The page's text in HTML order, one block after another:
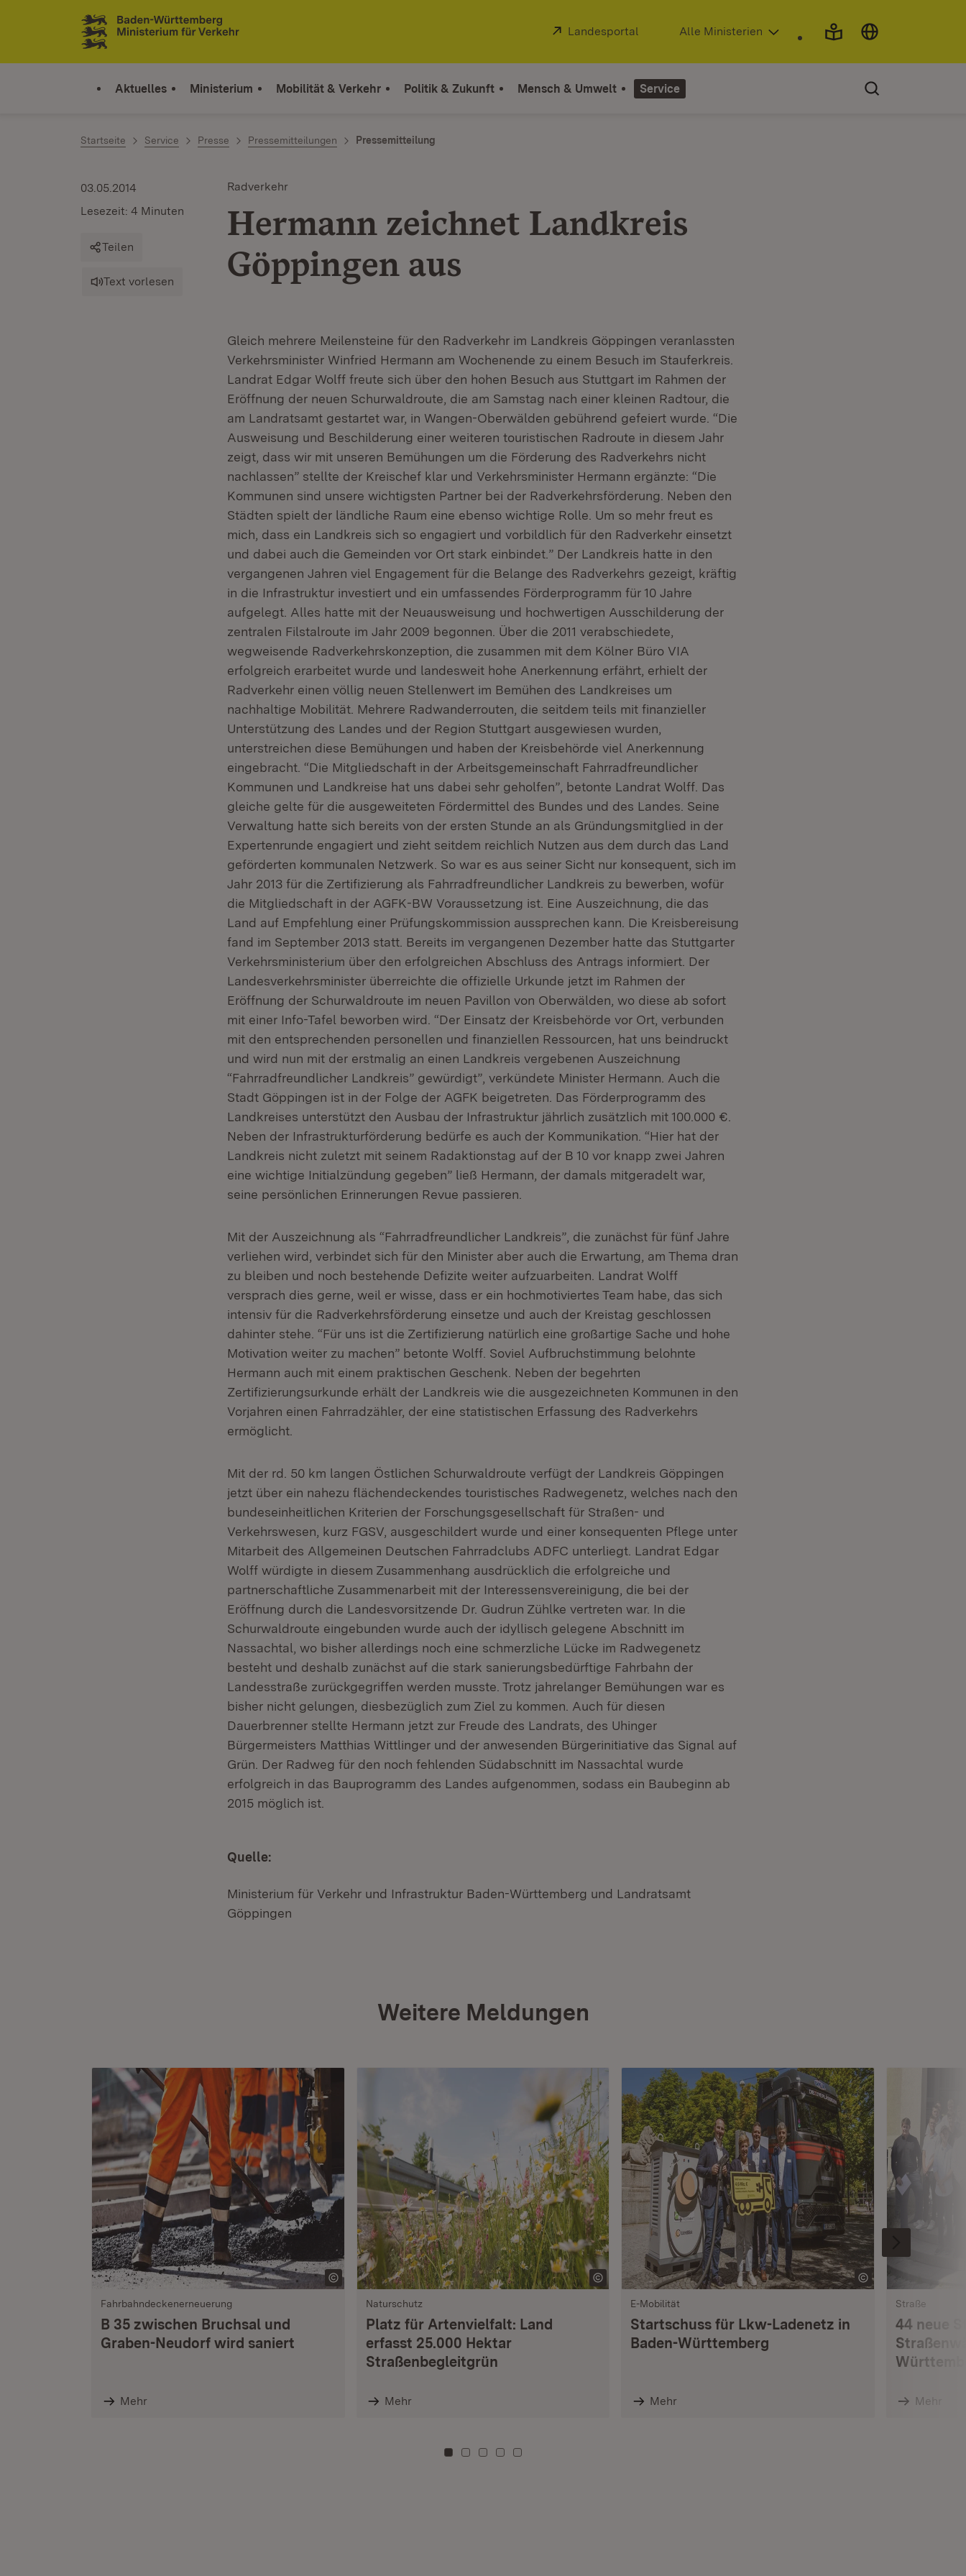
Zum Inhalt springen
Link zur Startseite
Extern:
Landesportal (Öffnet in neuem Fenster)
Alle Ministerien
Aktuelles Ministerium Mobilität & Verkehr Politik & Zukunft Mensch & Umwelt Service
Startseite Service Presse Pressemitteilungen Pressemitteilung
Radverkehr
Hermann zeichnet Landkreis
Göppingen aus
03.05.2014
Lesezeit: 4 Minuten
Teilen
Text vorlesen
Gleich mehrere Meilensteine für den Radverkehr im Landkreis Göppingen veranlassten
Verkehrsminister Winfried Hermann am Wochenende zu einem Besuch im Stauferkreis.
Landrat Edgar Wolff freute sich über den hohen Besuch aus Stuttgart im Rahmen der
Eröffnung der neuen Schurwaldroute, die am Samstag nach einer kleinen Radtour, die
am Landratsamt gestartet war, in Wangen-Oberwälden gebührend gefeiert wurde. “Die
Ausweisung und Beschilderung einer weiteren touristischen Radroute in diesem Jahr
zeigt, dass wir mit unseren Bemühungen um die Förderung des Radverkehrs nicht
nachlassen” stellte der Kreischef klar und Verkehrsminister Hermann ergänzte: “Die
Kommunen sind unsere wichtigsten Partner bei der Radverkehrsförderung. Neben den
Städten spielt der ländliche Raum eine ebenso wichtige Rolle. Um so mehr freut es
mich, dass ein Landkreis sich so engagiert und vorbildlich für den Radverkehr einsetzt
und dabei auch die Gemeinden vor Ort stark einbindet.” Der Landkreis hatte in den
vergangenen Jahren viel Engagement für die Belange des Radverkehrs gezeigt, kräftig
in die Infrastruktur investiert und ein umfassendes Förderprogramm für 10 Jahre
aufgelegt. Alles hatte mit der Neuausweisung und hochwertigen Ausschilderung der
zentralen Filstalroute im Jahr 2009 begonnen. Über die 2011 verabschiedete,
wegweisende Radverkehrskonzeption, die zusammen mit dem Kölner Büro VIA
erfolgreich erarbeitet wurde und landesweit hohe Anerkennung erfährt, erhielt der
Radverkehr einen völlig neuen Stellenwert im Bemühen des Landkreises um
nachhaltige Mobilität. Mehrere Radwanderrouten, die seitdem teils mit finanzieller
Unterstützung des Landes und der Region Stuttgart ausgewiesen wurden,
unterstreichen diese Bemühungen und haben der Kreisbehörde viel Anerkennung
eingebracht. “Die Mitgliedschaft in der Arbeitsgemeinschaft Fahrradfreundlicher
Kommunen und Landkreise hat uns dabei sehr geholfen”, betonte Landrat Wolff. Das
gleiche gelte für die ausgeweiteten Fördermittel des Bundes und des Landes. Seine
Verwaltung hatte sich bereits von der ersten Stunde an als Gründungsmitglied in der
Expertenrunde engagiert und zieht seitdem reichlich Nutzen aus dem durch das Land
geförderten kommunalen Netzwerk. So war es aus seiner Sicht nur konsequent, sich im
Jahr 2013 für die Zertifizierung als Fahrradfreundlicher Landkreis zu bewerben, wofür
die Mitgliedschaft in der AGFK-BW Voraussetzung ist. Eine Auszeichnung, die das
Land auf Empfehlung einer Prüfungskommission aussprechen kann. Die Kreisbereisung
fand im September 2013 statt. Bereits im vergangenen Dezember hatte das Stuttgarter
Verkehrsministerium über den erfolgreichen Abschluss des Antrags informiert. Der
Landesverkehrsminister überreichte die offizielle Urkunde jetzt im Rahmen der
Eröffnung der Schurwaldroute im neuen Pavillon von Oberwälden, wo diese ab sofort
mit einer Info-Tafel beworben wird. “Der Einsatz der Kreisbehörde vor Ort, verbunden
mit den entsprechenden personellen und finanziellen Ressourcen, hat uns beindruckt
und wird nun mit der erstmalig an einen Landkreis vergebenen Auszeichnung
“Fahrradfreundlicher Landkreis” gewürdigt”, verkündete Minister Hermann. Auch die
Stadt Göppingen ist in der Folge der AGFK beigetreten. Das Förderprogramm des
Landkreises unterstützt den Ausbau der Infrastruktur jährlich zusätzlich mit 100.000 €.
Neben der Infrastrukturförderung bedürfe es auch der Kommunikation. “Hier hat der
Landkreis nicht zuletzt mit seinem Radaktionstag auf der B 10 vor knapp zwei Jahren
eine wichtige Initialzündung gegeben” ließ Hermann, der damals mitgeradelt war,
seine persönlichen Erinnerungen Revue passieren.
Mit der Auszeichnung als “Fahrradfreundlicher Landkreis”, die zunächst für fünf Jahre
verliehen wird, verbindet sich für den Minister aber auch die Erwartung, am Thema dran
zu bleiben und noch bestehende Defizite weiter aufzuarbeiten. Landrat Wolff
versprach dies gerne, weil er wisse, dass er ein hochmotiviertes Team habe, das sich
intensiv für die Radverkehrsförderung einsetze und auch der Kreistag geschlossen
dahinter stehe. “Für uns ist die Zertifizierung natürlich eine großartige Sache und hohe
Motivation weiter zu machen” betonte Wolff. Soviel Aufbruchstimmung belohnte
Hermann auch mit einem praktischen Geschenk. Neben der begehrten
Zertifizierungsurkunde erhält der Landkreis wie die ausgezeichneten Kommunen in den
Vorjahren einen Fahrradzähler, der eine statistischen Erfassung des Radverkehrs
ermöglicht.
Mit der rd. 50 km langen Östlichen Schurwaldroute verfügt der Landkreis Göppingen
jetzt über ein nahezu flächendeckendes touristisches Radwegenetz, welches nach den
bundeseinheitlichen Kriterien der Forschungsgesellschaft für Straßen- und
Verkehrswesen, kurz FGSV, ausgeschildert wurde und einer konsequenten Pflege unter
Mitarbeit des Allgemeinen Deutschen Fahrradclubs ADFC unterliegt. Landrat Edgar
Wolff würdigte in diesem Zusammenhang ausdrücklich die erfolgreiche und
partnerschaftliche Zusammenarbeit mit der Interessensvereinigung, die bei der
Eröffnung durch die Landesvorsitzende Dr. Gudrun Zühlke vertreten war. In die
Schurwaldroute eingebunden wurde auch der idyllisch gelegene Abschnitt im
Nassachtal, wo bisher allerdings noch eine schmerzliche Lücke im Radwegenetz
besteht und deshalb zunächst auf die stark sanierungsbedürftige Fahrbahn der
Landesstraße zurückgegriffen werden musste. Trotz jahrelanger Bemühungen war es
bisher nicht gelungen, diesbezüglich zum Ziel zu kommen. Auch für diesen
Dauerbrenner stellte Hermann jetzt zur Freude des Landrats, des Uhinger
Bürgermeisters Matthias Wittlinger und der anwesenden Bürgerinitiative das Signal auf
Grün. Der Radweg für den noch fehlenden Südabschnitt im Nassachtal wurde
erfolgreich in das Bauprogramm des Landes aufgenommen, sodass ein Baubeginn ab
2015 möglich ist.
Quelle:
Ministerium für Verkehr und Infrastruktur Baden-Württemberg und Landratsamt
Göppingen
Weitere Meldungen
Fahrbahndeckenerneuerung
B 35 zwischen Bruchsal und
Graben-Neudorf wird saniert
Mehr
Naturschutz
Platz für Artenvielfalt: Land
erfasst 25.000 Hektar
Straßenbegleitgrün
Mehr
E-Mobilität
Startschuss für Lkw-Ladenetz in
Baden-Württemberg
Mehr
Straße
44 neue
Mehr
Zu Kachel: 0
Zu Kachel: 3
Zu Kachel: 6
Zu Kachel: 9
Zu Kachel: 12